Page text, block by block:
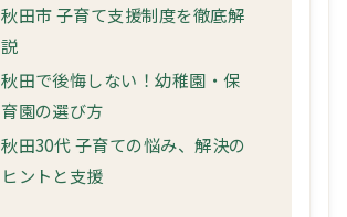
秋田市 子育て支援制度を徹底解
説
秋田で後悔しない！幼稚園・保
育園の選び方
秋田30代 子育ての悩み、解決の
ヒントと支援